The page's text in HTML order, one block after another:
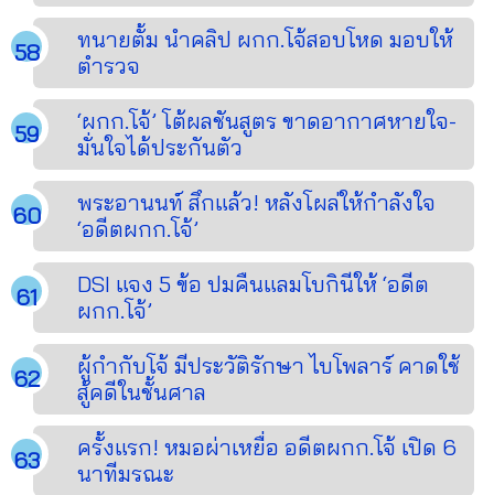
ทนายตั้ม นำคลิป ผกก.โจ้สอบโหด มอบให้
ตำรวจ
‘ผกก.โจ้’ โต้ผลชันสูตร ขาดอากาศหายใจ-
มั่นใจได้ประกันตัว
พระอานนท์ สึกแล้ว! หลังโผล่ให้กำลังใจ
‘อดีตผกก.โจ้’
DSI แจง 5 ข้อ ปมคืนแลมโบกินีให้ ‘อดีต
ผกก.โจ้’
ผู้กำกับโจ้ มีประวัติรักษา ไบโพลาร์ คาดใช้
สู้คดีในชั้นศาล
ครั้งแรก! หมอผ่าเหยื่อ อดีตผกก.โจ้ เปิด 6
นาทีมรณะ